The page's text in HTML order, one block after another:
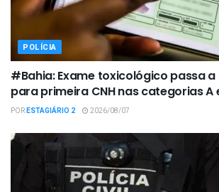
POLÍCIA
#Bahia: Exame toxicológico passa a
para primeira CNH nas categorias A
PORESTAGIÁRIO 2 2026/08/07